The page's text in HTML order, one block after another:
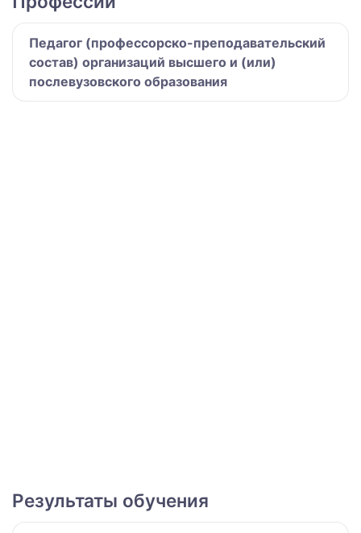
Педагог (профессорско-преподавательский
состав) организаций высшего и (или)
послевузовского образования
Результаты обучения